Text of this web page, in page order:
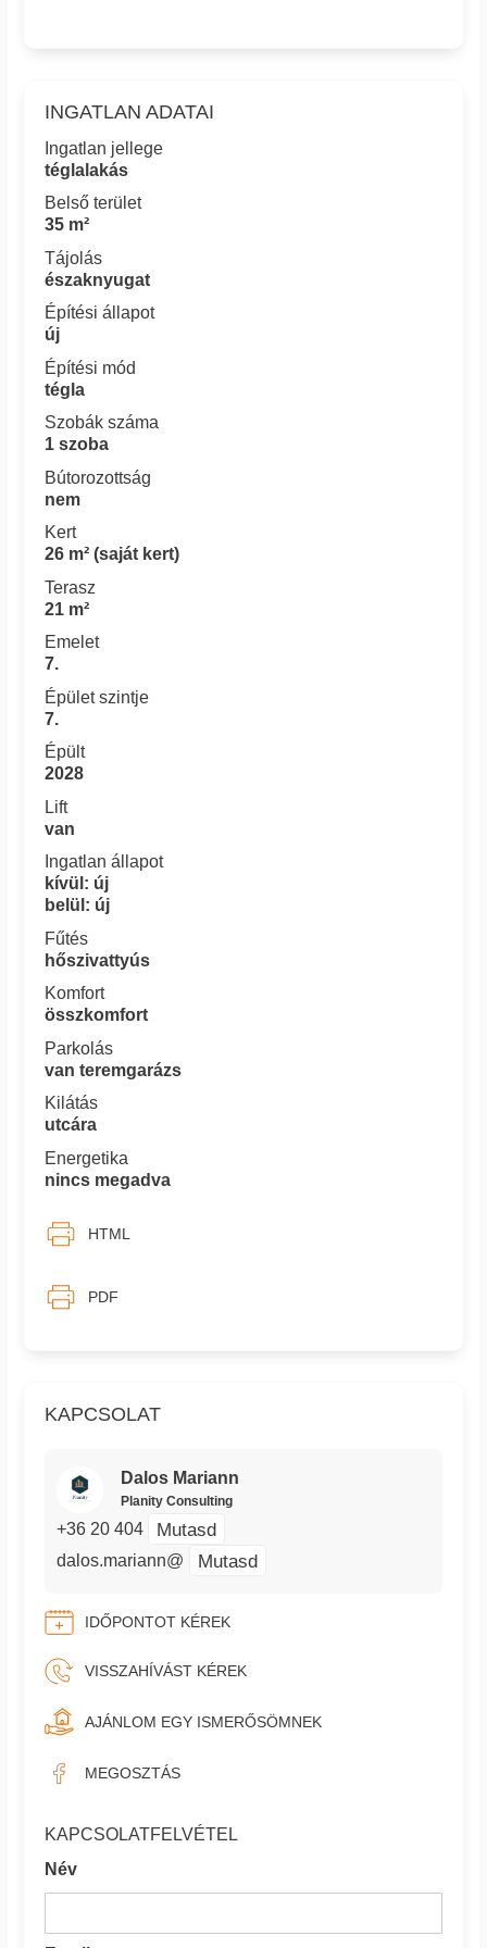
KAPCSOLAT
Dalos Mariann
Planity Consulting
+36 20 404 Mutasd
dalos.mariann@ Mutasd
IDŐPONTOT KÉREK
VISSZAHÍVÁST KÉREK
AJÁNLOM EGY ISMERŐSÖMNEK
MEGOSZTÁS
KAPCSOLATFELVÉTEL
Név
INGATLAN ADATAI
Ingatlan jellege
téglalakás
Belső terület
35 m²
Tájolás
északnyugat
Építési állapot
új
Építési mód
tégla
Szobák száma
1 szoba
Bútorozottság
nem
Kert
26 m² (saját kert)
Terasz
21 m²
Emelet
7.
Épület szintje
7.
Épült
2028
Lift
van
Ingatlan állapot
kívül: új
belül: új
Fűtés
hőszivattyús
Komfort
összkomfort
Parkolás
van teremgarázs
Kilátás
utcára
Energetika
nincs megadva
HTML
PDF